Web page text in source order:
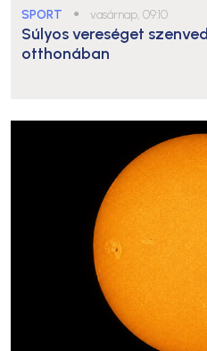
SPORT ● vasárnap, 09:10
Súlyos vereséget
otthonában